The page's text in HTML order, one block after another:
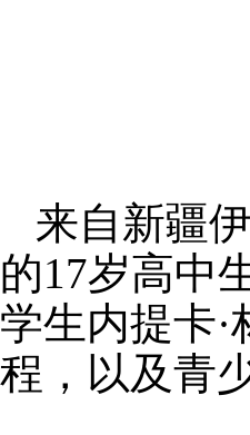
来自新疆
的17岁高中
学生内提卡
程，以及青